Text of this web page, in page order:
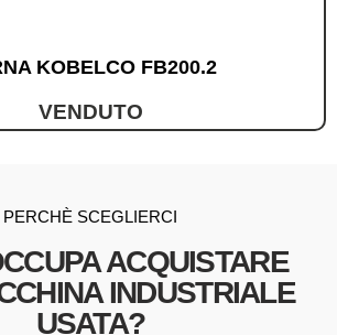
KOBELCO FB200.2
VENDUTO
PERCHÈ SCEGLIERCI
ACQUISTARE
INDUSTRIALE
USATA?